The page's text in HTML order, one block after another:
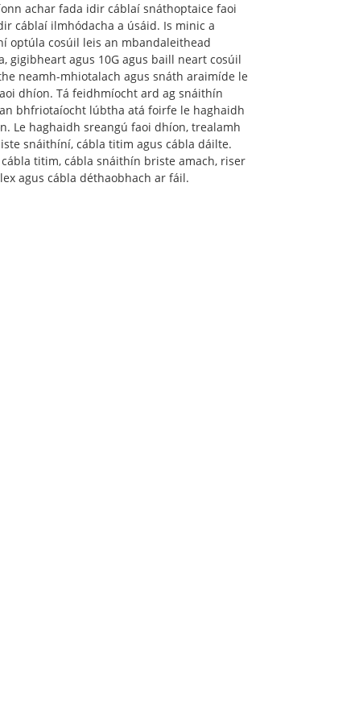
achar fada idir cáblaí snáthoptaice faoi
cáblaí ilmhódacha a úsáid. Is minic a
optúla cosúil leis an mbandaleithead
gigibheart agus 10G agus baill neart cosúil
neamh-mhiotalach agus snáth araimíde le
dhíon. Tá feidhmíocht ard ag snáithín
bhfriotaíocht lúbtha atá foirfe le haghaidh
Le haghaidh sreangú faoi dhíon, trealamh
snáithíní, cábla titim agus cábla dáilte.
titim, cábla snáithín briste amach, riser
agus cábla déthaobhach ar fáil.